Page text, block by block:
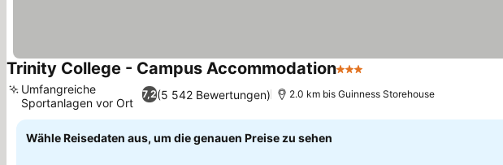
Trinity College - Campus Accommodation3 Sterne
7,2(5 542 Bewertungen)
Umfangreiche
Sportanlagen vor Ort
2.0 km bis Guinness Storehouse
Wähle Reisedaten aus, um die genauen Preise zu sehen